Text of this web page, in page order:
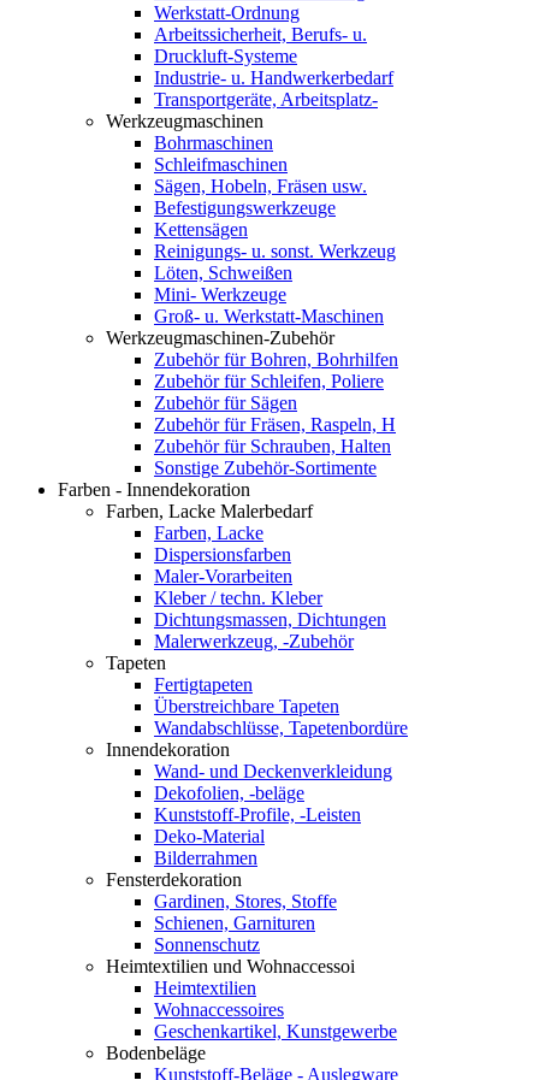
Werkstatt-Ordnung
Arbeitssicherheit, Berufs- u.
Druckluft-Systeme
Industrie- u. Handwerkerbedarf
Transportgeräte, Arbeitsplatz-
Werkzeugmaschinen
Bohrmaschinen
Schleifmaschinen
Sägen, Hobeln, Fräsen usw.
Befestigungswerkzeuge
Kettensägen
Reinigungs- u. sonst. Werkzeug
Löten, Schweißen
Mini- Werkzeuge
Groß- u. Werkstatt-Maschinen
Werkzeugmaschinen-Zubehör
Zubehör für Bohren, Bohrhilfen
Zubehör für Schleifen, Poliere
Zubehör für Sägen
Zubehör für Fräsen, Raspeln, H
Zubehör für Schrauben, Halten
Sonstige Zubehör-Sortimente
Farben - Innendekoration
Farben, Lacke Malerbedarf
Farben, Lacke
Dispersionsfarben
Maler-Vorarbeiten
Kleber / techn. Kleber
Dichtungsmassen, Dichtungen
Malerwerkzeug, -Zubehör
Tapeten
Fertigtapeten
Überstreichbare Tapeten
Wandabschlüsse, Tapetenbordüre
Innendekoration
Wand- und Deckenverkleidung
Dekofolien, -beläge
Kunststoff-Profile, -Leisten
Deko-Material
Bilderrahmen
Fensterdekoration
Gardinen, Stores, Stoffe
Schienen, Garnituren
Sonnenschutz
Heimtextilien und Wohnaccessoi
Heimtextilien
Wohnaccessoires
Geschenkartikel, Kunstgewerbe
Bodenbeläge
Kunststoff-Beläge - Auslegware